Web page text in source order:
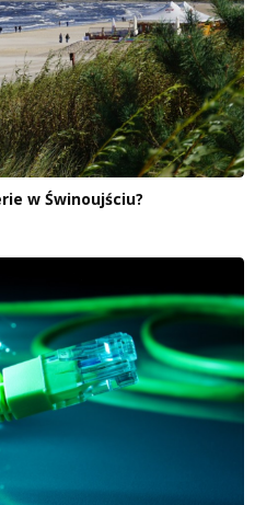
w Świnoujściu?